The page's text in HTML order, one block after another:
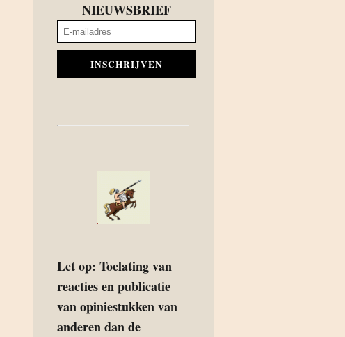
NIEUWSBRIEF
INSCHRIJVEN
Let op: Toelating van
reacties en publicatie
van opiniestukken van
anderen dan de